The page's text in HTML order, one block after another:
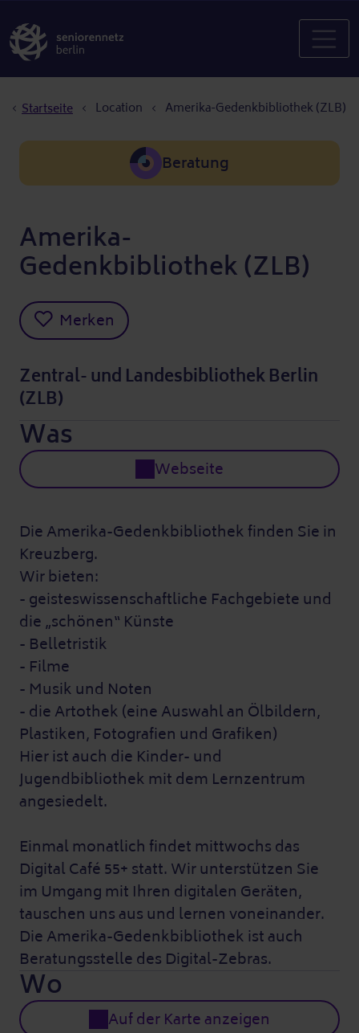
Startseite Location Amerika-Gedenkbibliothek (ZLB)
Beratung
Amerika-
Gedenkbibliothek (ZLB)
Merken
Zentral- und Landesbibliothek Berlin
(ZLB)
Was
Webseite
Die Amerika-Gedenkbibliothek finden Sie in
Kreuzberg.
Wir bieten:
- geisteswissenschaftliche Fachgebiete und
die „schönen“ Künste
- Belletristik
- Filme
- Musik und Noten
- die Artothek (eine Auswahl an Ölbildern,
Plastiken, Fotografien und Grafiken)
Hier ist auch die Kinder- und
Jugendbibliothek mit dem Lernzentrum
angesiedelt.
Einmal monatlich findet mittwochs das
Digital Café 55+ statt. Wir unterstützen Sie
im Umgang mit Ihren digitalen Geräten,
tauschen uns aus und lernen voneinander.
Die Amerika-Gedenkbibliothek ist auch
Beratungsstelle des Digital-Zebras.
Wo
Auf der Karte anzeigen